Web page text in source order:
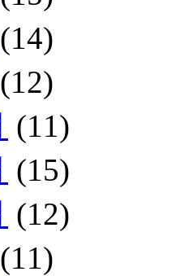
(14)
(12)
(11)
(15)
(12)
(11)